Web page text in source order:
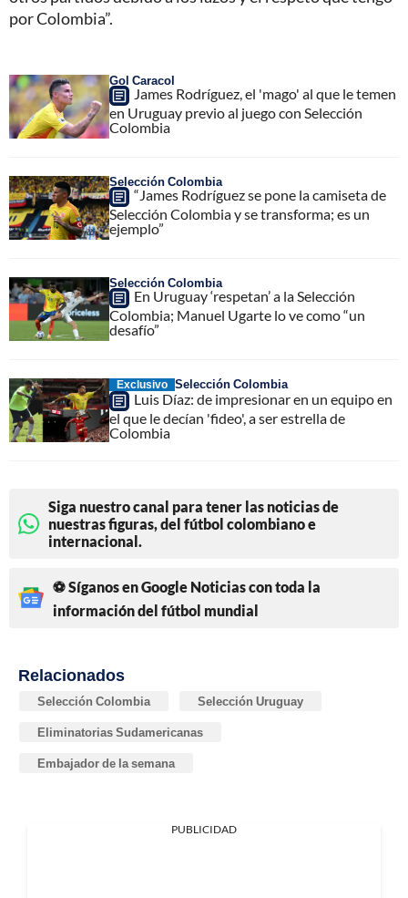
por Colombia”.
Gol Caracol
James Rodríguez, el 'mago' al que le temen
en Uruguay previo al juego con Selección
Colombia
Selección Colombia
“James Rodríguez se pone la camiseta de
Selección Colombia y se transforma; es un
ejemplo”
Selección Colombia
En Uruguay ‘respetan’ a la Selección
Colombia; Manuel Ugarte lo ve como “un
desafío”
Exclusivo Selección Colombia
Luis Díaz: de impresionar en un equipo en
el que le decían 'fideo', a ser estrella de
Colombia
Siga nuestro canal para tener las noticias de
nuestras figuras, del fútbol colombiano e
internacional.
⚽ Síganos en Google Noticias con toda la
información del fútbol mundial
Relacionados
Selección Colombia Selección Uruguay
Eliminatorias Sudamericanas
Embajador de la semana
PUBLICIDAD